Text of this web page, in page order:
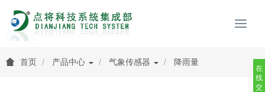
首页 产品中心 气象传感器 降雨量
在
线
交